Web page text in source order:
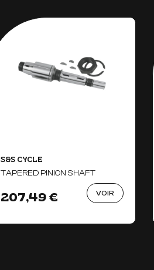
S&S CYCLE
TAPERED PINION SHAFT
207,49 € VOIR